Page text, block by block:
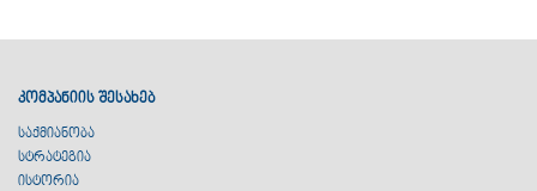
კომპანიის შესახებ
საქმიანობა
სტრატეგია
ისტორია